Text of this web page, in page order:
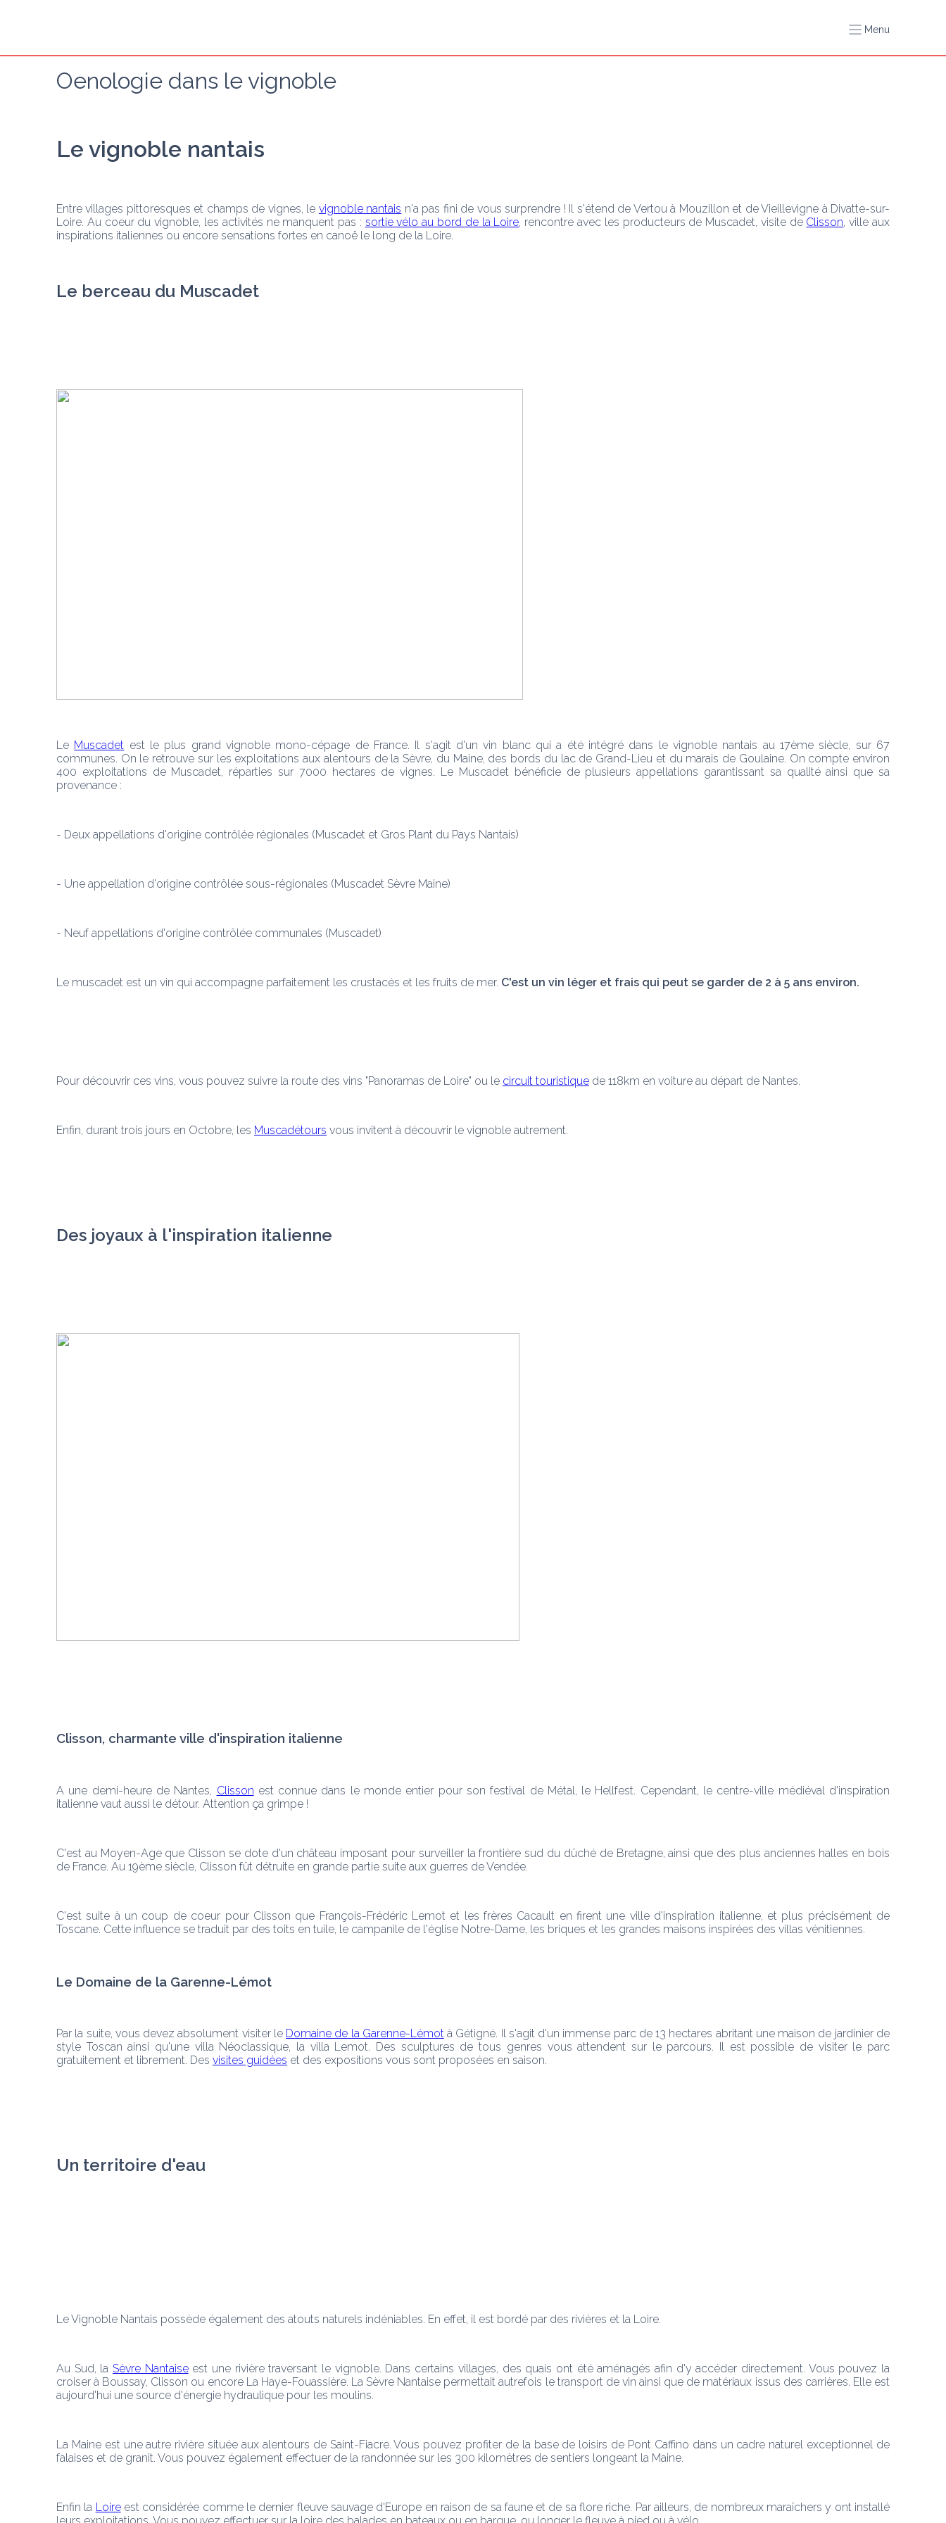
Menu
Oenologie dans le vignoble
Le vignoble nantais
Entre villages pittoresques et champs de vignes, le vignoble nantais n'a pas fini de vous surprendre ! Il s'étend de Vertou à Mouzillon et de Vieillevigne à Divatte-sur-
Loire. Au coeur du vignoble, les activités ne manquent pas : sortie vélo au bord de la Loire, rencontre avec les producteurs de Muscadet, visite de Clisson, ville aux
inspirations italiennes ou encore sensations fortes en canoë le long de la Loire.
Le berceau du Muscadet
Le Muscadet est le plus grand vignoble mono-cépage de France. Il s'agit d'un vin blanc qui a été intégré dans le vignoble nantais au 17ème siècle, sur 67
communes. On le retrouve sur les exploitations aux alentours de la Sèvre, du Maine, des bords du lac de Grand-Lieu et du marais de Goulaine. On compte environ
400 exploitations de Muscadet, réparties sur 7000 hectares de vignes. Le Muscadet bénéficie de plusieurs appellations garantissant sa qualité ainsi que sa
provenance :
- Deux appellations d'origine contrôlée régionales (Muscadet et Gros Plant du Pays Nantais)
- Une appellation d'origine contrôlée sous-régionales (Muscadet Sèvre Maine)
- Neuf appellations d'origine contrôlée communales (Muscadet)
Le muscadet est un vin qui accompagne parfaitement les crustacés et les fruits de mer. C'est un vin léger et frais qui peut se garder de 2 à 5 ans environ.
Pour découvrir ces vins, vous pouvez suivre la route des vins "Panoramas de Loire" ou le circuit touristique de 118km en voiture au départ de Nantes.
Enfin, durant trois jours en Octobre, les Muscadétours vous invitent à découvrir le vignoble autrement.
Des joyaux à l'inspiration italienne
Clisson, charmante ville d'inspiration italienne
A une demi-heure de Nantes, Clisson est connue dans le monde entier pour son festival de Métal, le Hellfest. Cependant, le centre-ville médiéval d'inspiration
italienne vaut aussi le détour. Attention ça grimpe !
C'est au Moyen-Age que Clisson se dote d'un château imposant pour surveiller la frontière sud du dûché de Bretagne, ainsi que des plus anciennes halles en bois
de France. Au 19ème siècle, Clisson fût détruite en grande partie suite aux guerres de Vendée.
C'est suite à un coup de coeur pour Clisson que François-Frédéric Lemot et les frères Cacault en firent une ville d'inspiration italienne, et plus précisément de
Toscane. Cette influence se traduit par des toits en tuile, le campanile de l'église Notre-Dame, les briques et les grandes maisons inspirées des villas vénitiennes.
Le Domaine de la Garenne-Lémot
Par la suite, vous devez absolument visiter le Domaine de la Garenne-Lémot à Gétigné. Il s'agit d'un immense parc de 13 hectares abritant une maison de jardinier de
style Toscan ainsi qu'une villa Néoclassique, la villa Lemot. Des sculptures de tous genres vous attendent sur le parcours. Il est possible de visiter le parc
gratuitement et librement. Des visites guidées et des expositions vous sont proposées en saison.
Un territoire d'eau
Le Vignoble Nantais possède également des atouts naturels indéniables. En effet, il est bordé par des rivières et la Loire.
Au Sud, la Sèvre Nantaise est une rivière traversant le vignoble. Dans certains villages, des quais ont été aménagés afin d'y accéder directement. Vous pouvez la
croiser à Boussay, Clisson ou encore La Haye-Fouassière. La Sèvre Nantaise permettait autrefois le transport de vin ainsi que de matériaux issus des carrières. Elle est
aujourd'hui une source d'énergie hydraulique pour les moulins.
La Maine est une autre rivière située aux alentours de Saint-Fiacre. Vous pouvez profiter de la base de loisirs de Pont Caffino dans un cadre naturel exceptionnel de
falaises et de granit. Vous pouvez également effectuer de la randonnée sur les 300 kilomètres de sentiers longeant la Maine.
Enfin la Loire est considérée comme le dernier fleuve sauvage d'Europe en raison de sa faune et de sa flore riche. Par ailleurs, de nombreux maraîchers y ont installé